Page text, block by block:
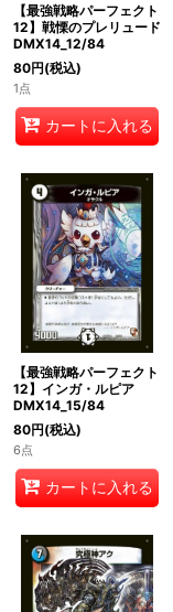
【最強戦略パーフェクト
12】戦慄のプレリュード
DMX14_12/84
80円(税込)
1点
カートに入れる
【最強戦略パーフェクト
12】インガ・ルピア
DMX14_15/84
80円(税込)
6点
カートに入れる